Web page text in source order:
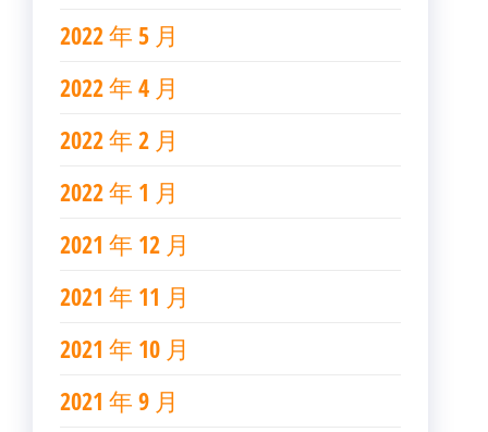
2022 年 5 月
2022 年 4 月
2022 年 2 月
2022 年 1 月
2021 年 12 月
2021 年 11 月
2021 年 10 月
2021 年 9 月